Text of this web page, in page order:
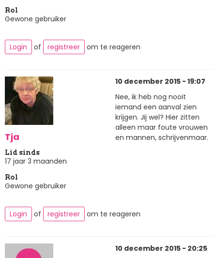
Rol
Gewone gebruiker
Login of registreer om te reageren
Tja
Lid sinds
17 jaar 3 maanden
Rol
Gewone gebruiker
10 december 2015 - 19:07
Nee, ik heb nog nooit
iemand een aanval zien
krijgen. Jij wel? Hier zitten
alleen maar foute vrouwen
en mannen, schrijvenmaar.
Login of registreer om te reageren
10 december 2015 - 20:25